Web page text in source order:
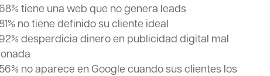
68% tiene una web que no genera leads
no tiene definido su cliente ideal
92% desperdicia dinero en publicidad digital mal
56% no aparece en Google cuando sus clientes los